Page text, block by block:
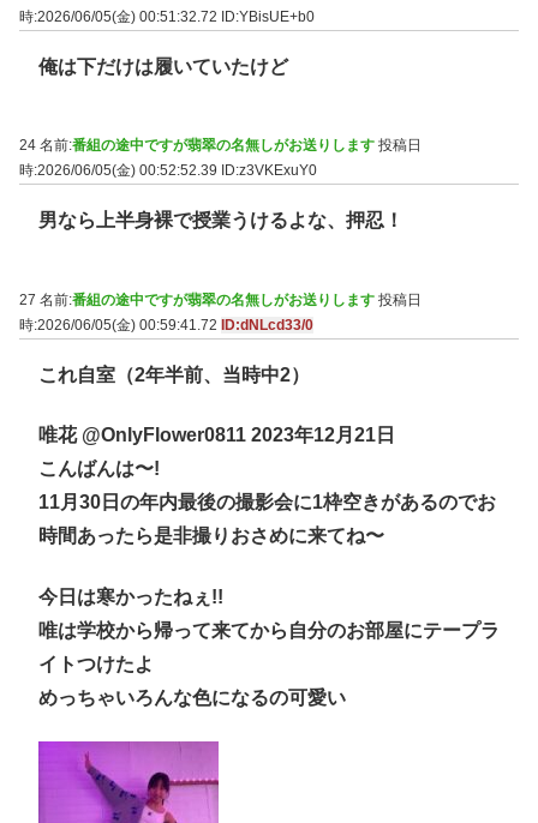
時:2026/06/05(金) 00:51:32.72 ID:YBisUE+b0
俺は下だけは履いていたけど
24 名前:番組の途中ですが翡翠の名無しがお送りします 投稿日
時:2026/06/05(金) 00:52:52.39
ID:z3VKExuY0
男なら上半身裸で授業うけるよな、押忍！
27 名前:番組の途中ですが翡翠の名無しがお送りします 投稿日
時:2026/06/05(金) 00:59:41.72
ID:dNLcd33/0
これ自室（2年半前、当時中2）
唯花 @OnlyFlower0811 2023年12月21日
こんばんは〜!
11月30日の年内最後の撮影会に1枠空きがあるのでお
時間あったら是非撮りおさめに来てね〜
今日は寒かったねぇ!!
唯は学校から帰って来てから自分のお部屋にテープラ
イトつけたよ
めっちゃいろんな色になるの可愛い